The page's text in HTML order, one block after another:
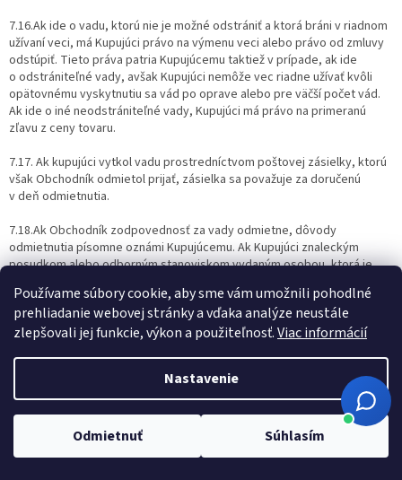
Používame súbory cookie, aby sme vám umožnili pohodlné
prehliadanie webovej stránky a vďaka analýze neustále
zlepšovali jej funkcie, výkon a použiteľnosť.Viac informácií
Nastavenie
Odmietnuť Súhlasím
7.16.Ak ide o vadu, ktorú nie je možné odstrániť a ktorá bráni v riadnom
užívaní veci, má Kupujúci právo na výmenu veci alebo právo od zmluvy
odstúpiť. Tieto práva patria Kupujúcemu taktiež v prípade, ak ide
o odstrániteľné vady, avšak Kupujúci nemôže vec riadne užívať kvôli
opätovnému vyskytnutiu sa vád po oprave alebo pre väčší počet vád.
Ak ide o iné neodstrániteľné vady, Kupujúci má právo na primeranú
zľavu z ceny tovaru.
7.17. Ak kupujúci vytkol vadu prostredníctvom poštovej zásielky, ktorú
však Obchodník odmietol prijať, zásielka sa považuje za doručenú
v deň odmietnutia.
7.18.Ak Obchodník zodpovednosť za vady odmietne, dôvody
odmietnutia písomne oznámi Kupujúcemu. Ak Kupujúci znaleckým
posudkom alebo odborným stanoviskom vydaným osobou, ktorá je
Obchodníka za vadu, môže vadu vytknúť opakovane a Obchodník ju
nemôže odmietnuť. Právo na náhradu nákladov Kupujúceho spojených
so znaleckým posudkom a odborným stanoviskom si Kupujúci musí
opraveného alebo náhradného tovaru, vyplatenia zľavy z ceny alebo
vrátenia ceny po odstúpení od zmluvy, inak právo zanikne.
7.19.Predávajúci dodá opravený tovar alebo náhradný tovar
Kupujúcemu rovnakým alebo obdobným spôsobom, akým mu Kupujúci
tovar s vadou dodal, ak sa strany nedohodnú inak.